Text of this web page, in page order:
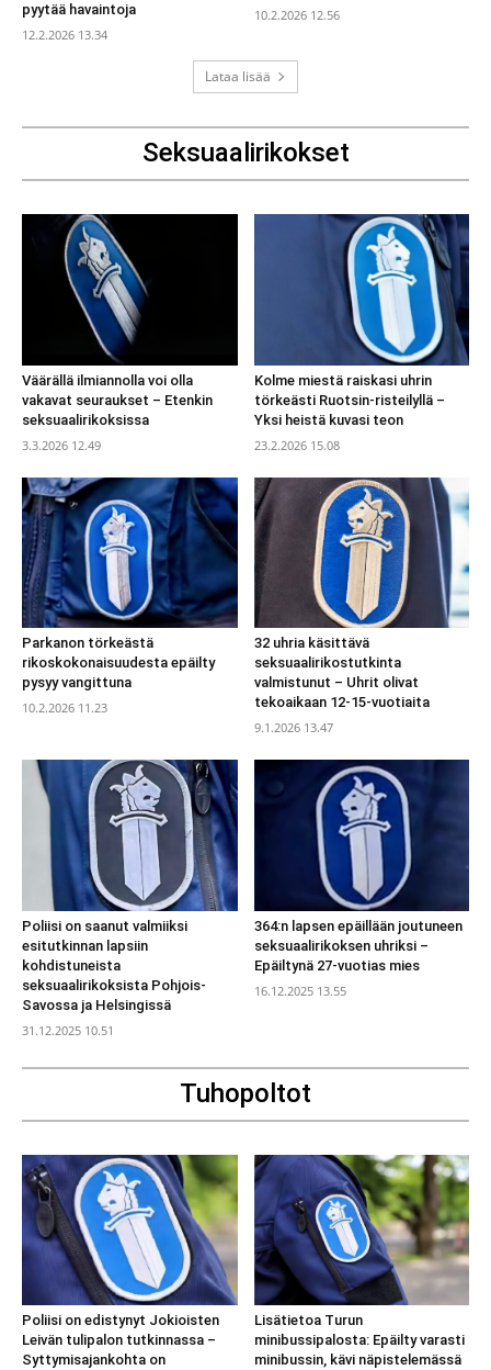
pyytää havaintoja
12.2.2026 13.34
10.2.2026 12.56
Lataa lisää
Seksuaalirikokset
Väärällä ilmiannolla voi olla
vakavat seuraukset – Etenkin
seksuaalirikoksissa
3.3.2026 12.49
Kolme miestä raiskasi uhrin
törkeästi Ruotsin-risteilyllä –
Yksi heistä kuvasi teon
23.2.2026 15.08
Parkanon törkeästä
rikoskokonaisuudesta epäilty
pysyy vangittuna
10.2.2026 11.23
32 uhria käsittävä
seksuaalirikostutkinta
valmistunut – Uhrit olivat
tekoaikaan 12-15-vuotiaita
9.1.2026 13.47
Poliisi on saanut valmiiksi
esitutkinnan lapsiin
kohdistuneista
seksuaalirikoksista Pohjois-
Savossa ja Helsingissä
31.12.2025 10.51
364:n lapsen epäillään joutuneen
seksuaalirikoksen uhriksi –
Epäiltynä 27-vuotias mies
16.12.2025 13.55
Tuhopoltot
Poliisi on edistynyt Jokioisten
Leivän tulipalon tutkinnassa –
Syttymisajankohta on
Lisätietoa Turun
minibussipalosta: Epäilty varasti
minibussin, kävi näpistelemässä